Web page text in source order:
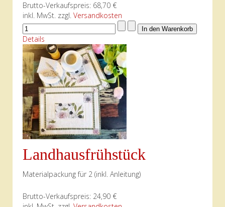
Brutto-Verkaufspreis: 68,70 €
inkl. MwSt. zzgl. Versandkosten
Details
Landhausfrühstück
Materialpackung für 2 (inkl. Anleitung)
Brutto-Verkaufspreis: 24,90 €